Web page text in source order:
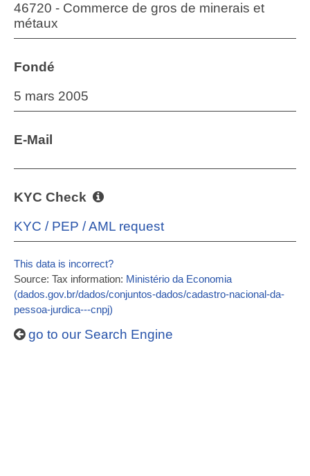
46720 - Commerce de gros de minerais et
métaux
Fondé
5 mars 2005
E-Mail
KYC Check
KYC / PEP / AML request
This data is incorrect?
Source: Tax information: Ministério da Economia
(dados.gov.br/dados/conjuntos-dados/cadastro-nacional-da-
pessoa-jurdica---cnpj)
go to our Search Engine